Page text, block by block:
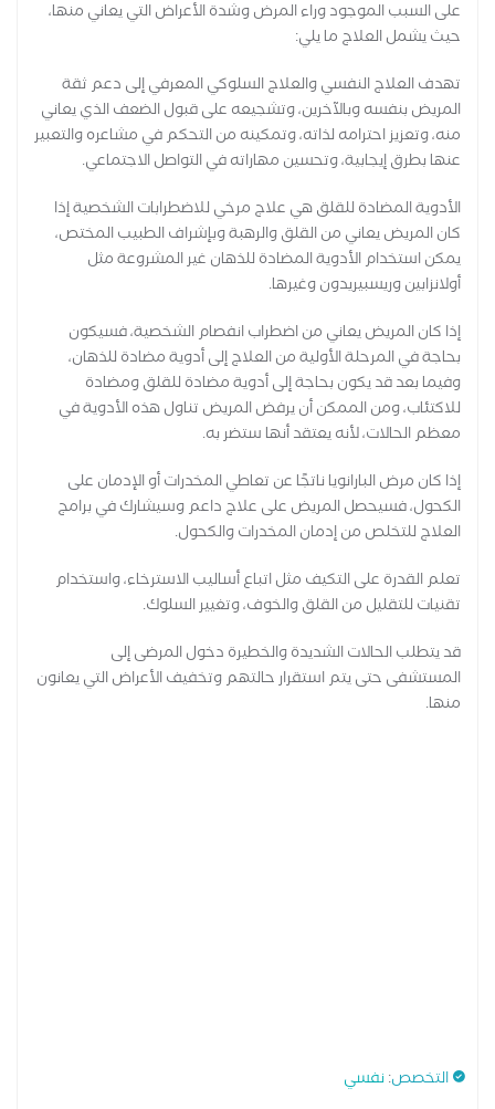
على السبب الموجود وراء المرض وشدة الأعراض التي يعاني منها،
حيث يشمل العلاج ما يلي:
تهدف العلاج النفسي والعلاج السلوكي المعرفي إلى دعم ثقة
المريض بنفسه وبالآخرين، وتشجيعه على قبول الضعف الذي يعاني
منه، وتعزيز احترامه لذاته، وتمكينه من التحكم في مشاعره والتعبير
عنها بطرق إيجابية، وتحسين مهاراته في التواصل الاجتماعي.
الأدوية المضادة للقلق هي علاج مرخي للاضطرابات الشخصية إذا
كان المريض يعاني من القلق والرهبة وبإشراف الطبيب المختص،
يمكن استخدام الأدوية المضادة للذهان غير المشروعة مثل
أولانزابين وريسبيريدون وغيرها.
إذا كان المريض يعاني من اضطراب انفصام الشخصية، فسيكون
بحاجة في المرحلة الأولية من العلاج إلى أدوية مضادة للذهان،
وفيما بعد قد يكون بحاجة إلى أدوية مضادة للقلق ومضادة
للاكتئاب، ومن الممكن أن يرفض المريض تناول هذه الأدوية في
معظم الحالات، لأنه يعتقد أنها ستضر به.
إذا كان مرض البارانويا ناتجًا عن تعاطي المخدرات أو الإدمان على
الكحول، فسيحصل المريض على علاج داعم وسيشارك في برامج
العلاج للتخلص من إدمان المخدرات والكحول.
تعلم القدرة على التكيف مثل اتباع أساليب الاسترخاء، واستخدام
تقنيات للتقليل من القلق والخوف، وتغيير السلوك.
قد يتطلب الحالات الشديدة والخطيرة دخول المرضى إلى
المستشفى حتى يتم استقرار حالتهم وتخفيف الأعراض التي يعانون
منها.
التخصص:نفسي